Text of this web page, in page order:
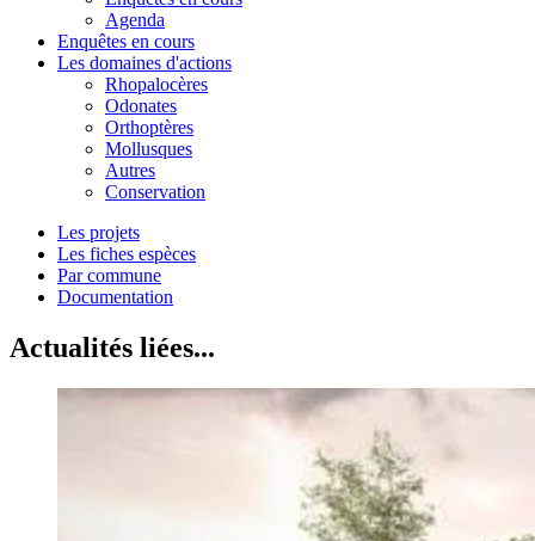
Agenda
Enquêtes en cours
Les domaines d'actions
Rhopalocères
Odonates
Orthoptères
Mollusques
Autres
Conservation
Les projets
Les fiches espèces
Par commune
Documentation
Actualités liées...